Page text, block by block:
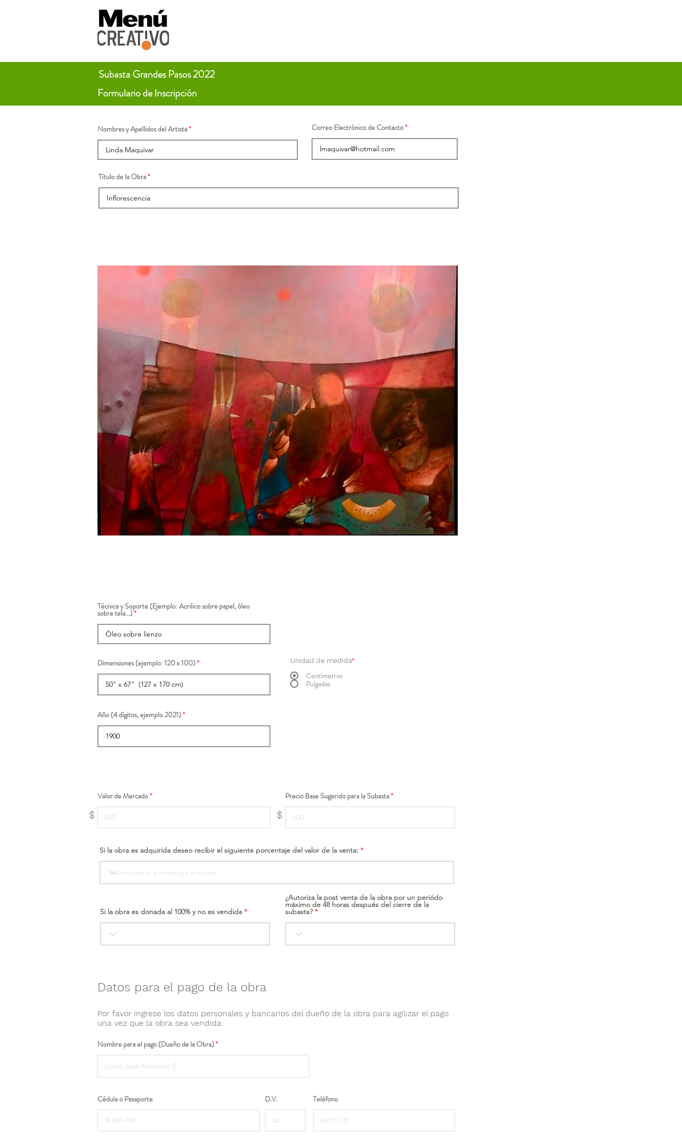
Subasta Grandes Pasos 2022
Formulario de Inscripción
Nombres y Apellidos del Artista Correo Electrónico de Contacto
Título de la Obra
Técnica y Soporte (Ejemplo: Acrilico sobre papel, óleo
sobre tela...)
Dimensiones (ejemplo: 120 x 100) Unidad de medida*
Centímetros
Pulgadas
Año (4 dígitos, ejemplo 2021)
$
Valor de Mercado
$
Precio Base Sugerido para la Subasta
Si la obra es adquirida deseo recibir el siguiente porcentaje del valor de la venta:
Si la obra es donada al 100% y no es vendida
¿Autoriza la post venta de la obra por un periódo
máximo de 48 horas después del cierre de la
subasta?
Datos para el pago de la obra
Por favor ingrese los datos personales y bancarios del dueño de la obra para agilizar el pago
una vez que la obra sea vendida:
Nombre para el pago (Dueño de la Obra)
Cédula o Pasaporte D.V. Teléfono